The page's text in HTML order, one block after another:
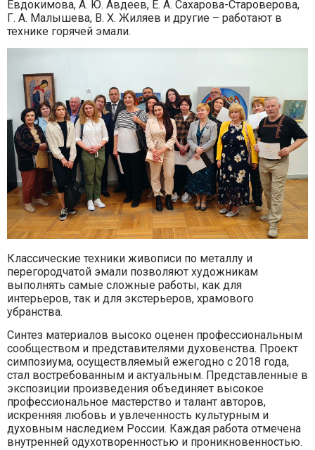
Евдокимова, А. Ю. Авдеев, Е. А. Сахарова-Староверова,
Г. А. Малышева, В. Х. Жиляев и другие – работают в
технике горячей эмали.
Классические техники живописи по металлу и
перегородчатой эмали позволяют художникам
выполнять самые сложные работы, как для
интерьеров, так и для экстерьеров, храмового
убранства.
Синтез материалов высоко оценен профессиональным
сообществом и представителями духовенства. Проект
симпозиума, осуществляемый ежегодно с 2018 года,
стал востребованным и актуальным. Представленные в
экспозиции произведения объединяет высокое
профессиональное мастерство и талант авторов,
искренняя любовь и увлеченность культурным и
духовным наследием России. Каждая работа отмечена
внутренней одухотворенностью и проникновенностью.